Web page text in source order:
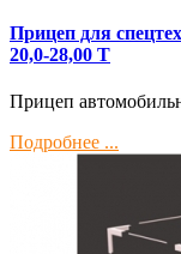
Прицеп для
20,0-28,00 Т
Прицеп
Подробнее ...